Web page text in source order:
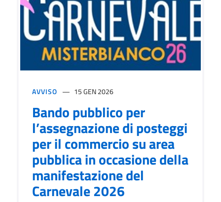
AVVISO 15 GEN 2026
Bando pubblico per
l’assegnazione di posteggi
per il commercio su area
pubblica in occasione della
manifestazione del
Carnevale 2026